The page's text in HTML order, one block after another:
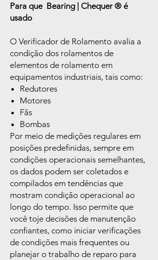
Para que Bearing | Chequer ®️ é
usado
O Verificador de Rolamento avalia a
condição dos rolamentos de
elementos de rolamento em
equipamentos industriais, tais como:
Redutores
Motores
Fãs
Bombas
Por meio de medições regulares em
posições predefinidas, sempre em
condições operacionais semelhantes,
os dados podem ser coletados e
compilados em tendências que
mostram condição operacional ao
longo do tempo. Isso permite que
você toje decisões de manutenção
confiantes, como iniciar verificações
de condições mais frequentes ou
planejar o trabalho de reparo para